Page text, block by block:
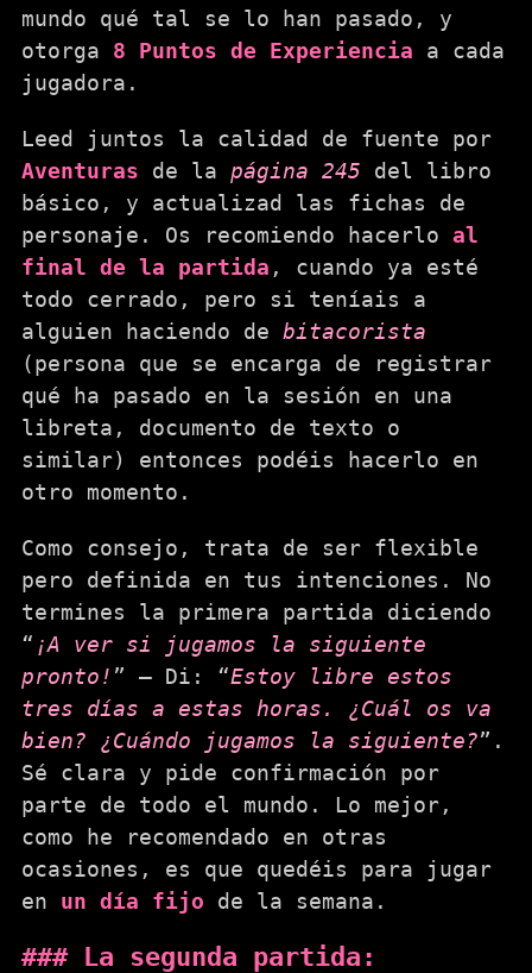
mundo qué tal se lo han pasado, y
otorga 8 Puntos de Experiencia a cada
jugadora.
Leed juntos la calidad de fuente por
Aventuras de la página 245 del libro
básico, y actualizad las fichas de
personaje. Os recomiendo hacerlo al
final de la partida , cuando ya esté
todo cerrado, pero si teníais a
alguien haciendo de bitacorista
(persona que se encarga de registrar
qué ha pasado en la sesión en una
libreta, documento de texto o
similar) entonces podéis hacerlo en
otro momento.
Como consejo, trata de ser flexible
pero definida en tus intenciones. No
termines la primera partida diciendo
“ ¡A ver si jugamos la siguiente
pronto! ” – Di: “Estoy libre estos
tres días a estas horas. ¿Cuál os va
bien? ¿Cuándo jugamos la siguiente?”.
Sé clara y pide confirmación por
parte de todo el mundo. Lo mejor,
como he recomendado en otras
ocasiones, es que quedéis para jugar
en un día fijo de la semana.
La segunda partida: